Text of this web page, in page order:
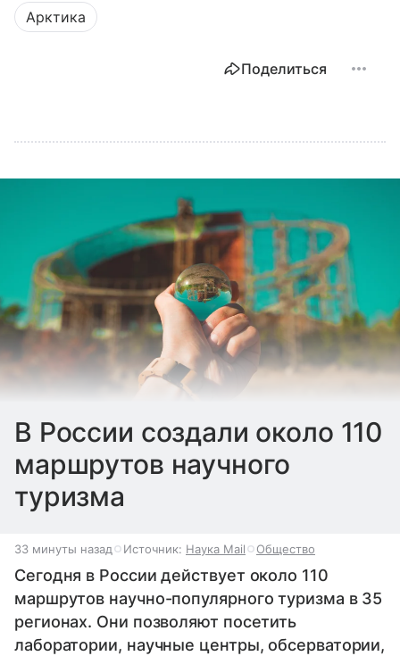
Арктика
Поделиться
В России создали около 110
маршрутов научного
туризма
33 минуты назад Источник: Наука Mail Общество
Сегодня в России действует около 110
маршрутов научно-популярного туризма в 35
регионах. Они позволяют посетить
лаборатории, научные центры, обсерватории,